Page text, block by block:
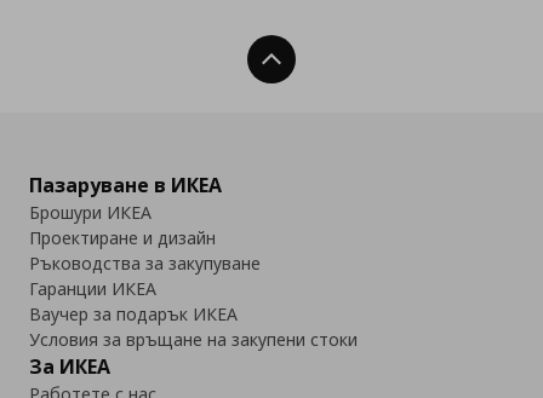
Нагоре
Пазаруване в ИКЕА
Брошури ИКЕА
Проектиране и дизайн
Ръководства за закупуване
Гаранции ИКЕА
Ваучер за подарък ИКЕА
Условия за връщане на закупени стоки
За ИКЕА